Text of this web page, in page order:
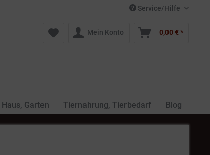
Service/Hilfe
Mein Konto 0,00 € *
Haus, Garten Tiernahrung, Tierbedarf Blog